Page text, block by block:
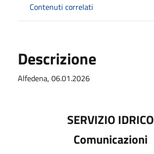
Contenuti correlati
Descrizione
Alfedena, 06.01.2026
SERVIZIO IDRICO
Comunicazioni